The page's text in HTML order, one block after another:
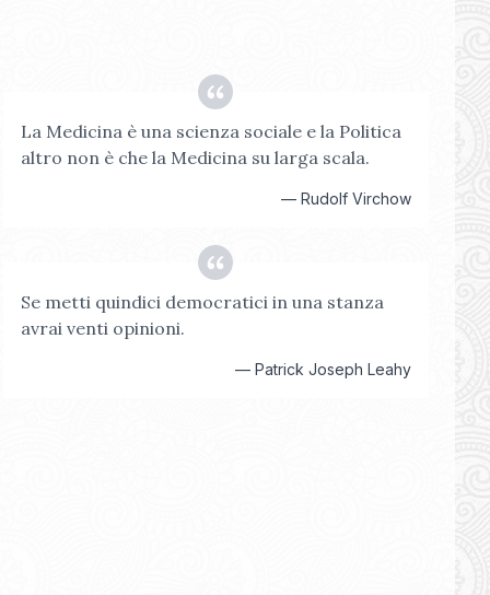
La Medicina è una scienza sociale e la Politica
altro non è che la Medicina su larga scala.
— Rudolf Virchow
Se metti quindici democratici in una stanza
avrai venti opinioni.
— Patrick Joseph Leahy